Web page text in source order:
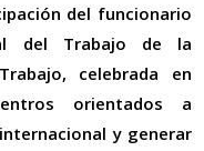
del funcionario
del Trabajo de la
celebrada en
orientados a
y generar